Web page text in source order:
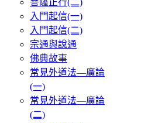
菩薩正行(二)
入門起信(一)
入門起信(二)
宗通與說通
佛典故事
常見外道法—廣論
(一)
常見外道法—廣論
(二)